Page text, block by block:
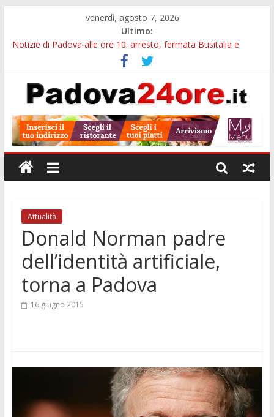
venerdì, agosto 7, 2026
Ultimo:
Notizie di Padova alle ore 10: arresto, fermata Busitalia e
Notizie di Padova alle ore 23: maltrattamenti, arresto a
Limena e progetto Cool Shop
Bando sicurezza urbana Veneto: 650mila euro per Comuni e
Sicurezza esodo estivo Padova: più controlli su strade, stazioni
e treni
Bonus trasporto pubblico Veneto: 200 euro per l’abbonamento
annuale
Attualità
Donald Norman padre
dell’identità artificiale,
torna a Padova
16 giugno 2015